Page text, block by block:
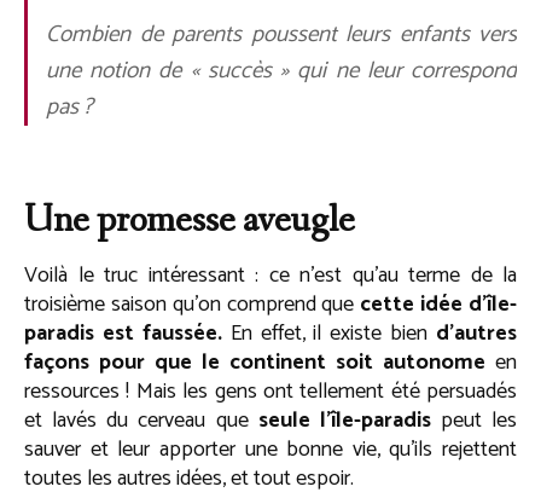
Combien de parents poussent leurs enfants vers
une notion de « succès » qui ne leur correspond
pas ?
Une promesse aveugle
Voilà le truc intéressant : ce n’est qu’au terme de la
troisième saison qu’on comprend que cette idée d’île-
paradis est faussée. En effet, il existe bien d’autres
façons pour que le continent soit autonome en
ressources ! Mais les gens ont tellement été persuadés
et lavés du cerveau que seule l’île-paradispeut les
sauver et leur apporter une bonne vie, qu’ils rejettent
toutes les autres idées, et tout espoir.